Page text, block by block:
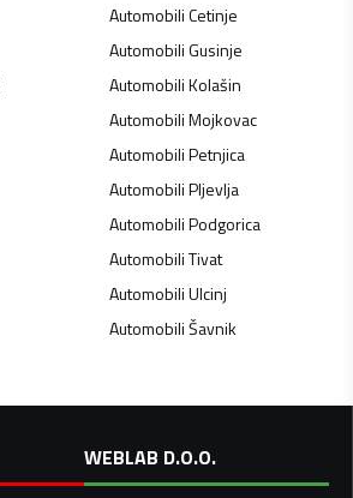
AutomobiliCetinje
AutomobiliGusinje
AutomobiliKolašin
AutomobiliMojkovac
AutomobiliPetnjica
AutomobiliPljevlja
AutomobiliPodgorica
AutomobiliTivat
AutomobiliUlcinj
AutomobiliŠavnik
WEBLAB D.O.O.